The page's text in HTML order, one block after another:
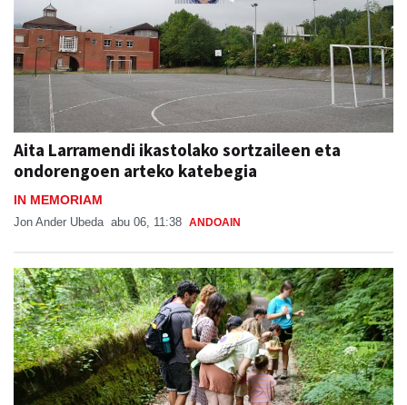
Aita Larramendi ikastolako sortzaileen eta
ondorengoen arteko katebegia
IN MEMORIAM
Jon Ander Ubeda abu 06, 11:38 ANDOAIN